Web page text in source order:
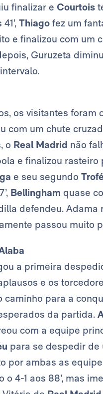
finalizar e Courtois
Thiago fez um
e finalizou com um
Guruzeta
os visitantes
com um chute
o Real Madrid não
e finalizou
e seu segundo
Bellingham quase
defendeu. Adama
passou muito
a primeira
e os
para a
da partida.
com a equipe
para se despedir de
por ambas as
4-1 aos 88’, mas